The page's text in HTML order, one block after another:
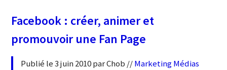
Facebook : créer, animer et
promouvoir une Fan Page
Publié le 3 juin 2010 par Chob //MarketingMédias